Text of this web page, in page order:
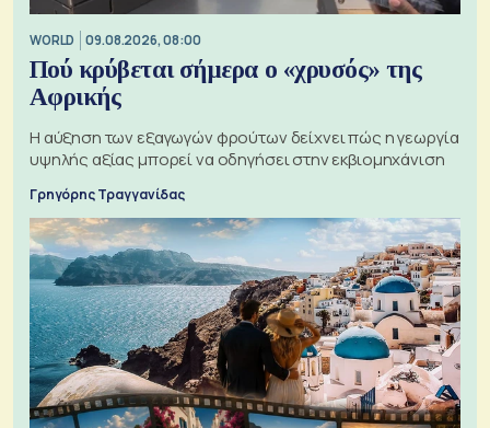
WORLD 09.08.2026, 08:00
Πού κρύβεται σήμερα ο «χρυσός» της
Αφρικής
Η αύξηση των εξαγωγών φρούτων δείχνει πώς η γεωργία
υψηλής αξίας μπορεί να οδηγήσει στην εκβιομηχάνιση
Γρηγόρης Τραγγανίδας